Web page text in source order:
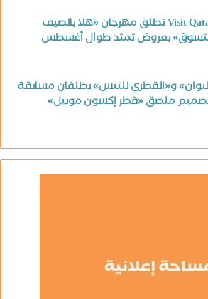
Visit Qatar تطلق مهرجان «هلا بالصيف
بعروض تمتد طوال أغسطس
و«القطري للتنس» يطلقان مسابقة
ملصق «قطر إكسون موبيل»